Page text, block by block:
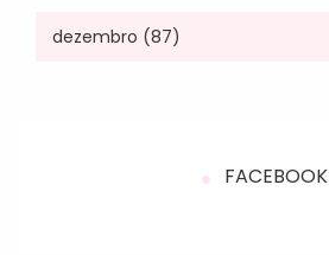
FACEBOOK